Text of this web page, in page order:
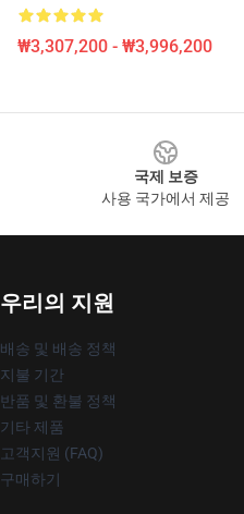
₩3,307,200 - ₩3,996,200
국제 보증
사용 국가에서 제공
우리의 지원
배송 및 배송 정책
지불 기간
반품 및 환불 정책
기타 제품
고객지원 (FAQ)
구매하기